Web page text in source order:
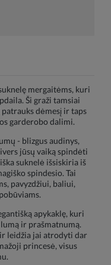
mergaitėms, kuri
Ši graži tamsiai
dėmesį ir taps
garderobo dalimi.
- blizgus audinys,
jūsų vaiką spindėti
suknelė išsiskiria iš
spindesio. Tai
pavyzdžiui, baliui,
apykaklę, kuri
ir prašmatnumą.
leidžia jai atrodyti dar
princesė, visus